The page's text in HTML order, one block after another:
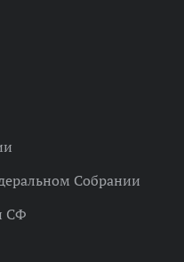
Собрании
СФ